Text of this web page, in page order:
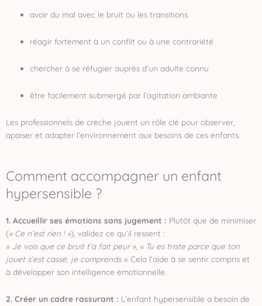
avoir du mal avec le bruit ou les transitions
réagir fortement à un conflit ou à une contrariété
chercher à se réfugier auprès d’un adulte connu
être facilement submergé par l’agitation ambiante
Les professionnels de crèche jouent un rôle clé pour observer,
apaiser et adapter l’environnement aux besoins de ces enfants.
Comment accompagner un enfant
hypersensible ?
1. Accueillir ses émotions sans jugement : Plutôt que de minimiser
(« Ce n’est rien ! »), validez ce qu’il ressent :
« Je vois que ce bruit t’a fait peur », « Tu es triste parce que ton
jouet s’est cassé, je comprends ». Cela l’aide à se sentir compris et
à développer son intelligence émotionnelle.
2. Créer un cadre rassurant : L’enfant hypersensible a besoin de